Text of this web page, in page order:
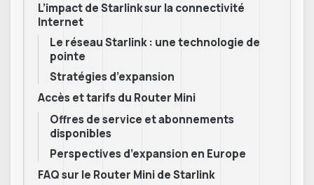
L’impact de Starlink sur la connectivité
Internet
Le réseau Starlink : une technologie de
pointe
Stratégies d’expansion
Accès et tarifs du Router Mini
Offres de service et abonnements
disponibles
Perspectives d’expansion en Europe
FAQ sur le Router Mini de Starlink